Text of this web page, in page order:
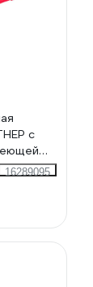
с
3
16289095